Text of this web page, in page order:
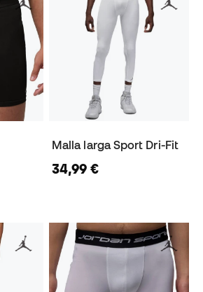
Malla larga Sport Dri-Fit
34,99 €